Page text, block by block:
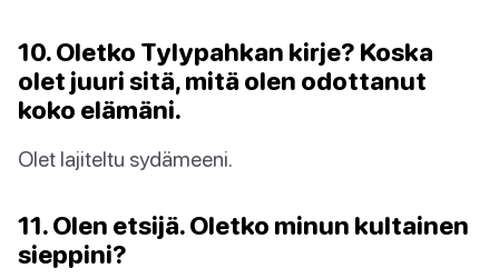
10. Oletko Tylypahkan kirje? Koska
olet juuri sitä, mitä olen odottanut
koko elämäni.
Olet lajiteltu sydämeeni.
11. Olen etsijä. Oletko minun kultainen
sieppini?